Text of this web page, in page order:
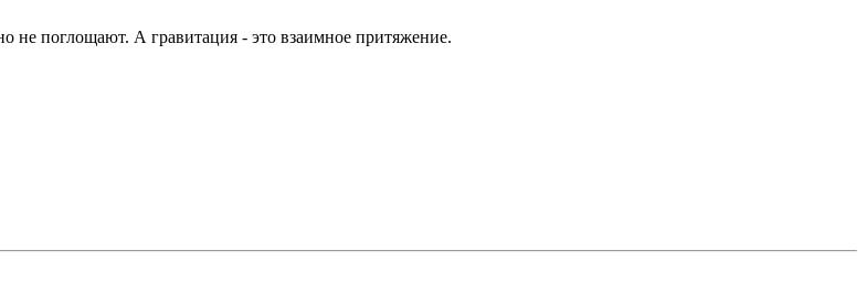
не поглощают. А гравитация - это взаимное притяжение.